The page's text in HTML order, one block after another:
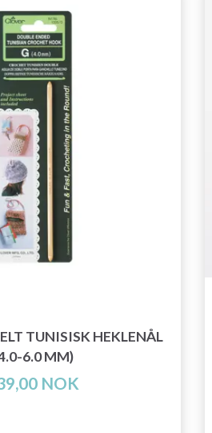
TUNISISK HEKLENÅL
6.0 MM)
NOK